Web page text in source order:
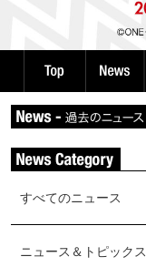
すべてのニュース
ニュース＆トピックス